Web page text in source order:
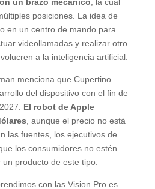
posiciones. La idea de
en un centro de mando para
videollamadas y realizar otro
a la inteligencia artificial.
menciona que Cupertino
del dispositivo con el fin de
El robot de Apple
, aunque el precio no está
las fuentes, los ejecutivos de
los consumidores no estén
producto de este tipo.
con las Vision Pro es